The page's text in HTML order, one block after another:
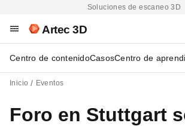
Soluciones de escaneo 3D
Artec 3D
Centro de contenidoCasosCentro de
Inicio Eventos
Foro en Stuttgart